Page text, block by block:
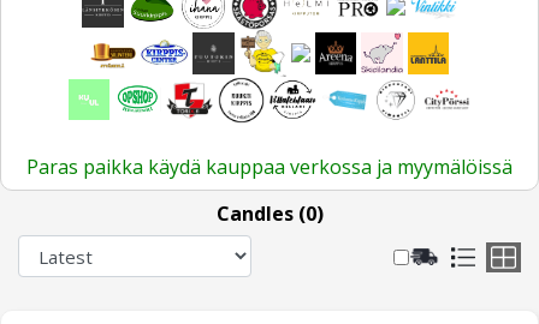
Paras paikka käydä kauppaa verkossa ja myymälöissä
Candles (0)